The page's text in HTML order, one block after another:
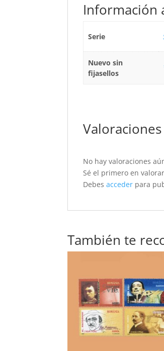
Información
Serie
Nuevo sin
fijasellos
Valoraciones
No hay valoraciones
Sé el primero en
Debesacceder para
También te